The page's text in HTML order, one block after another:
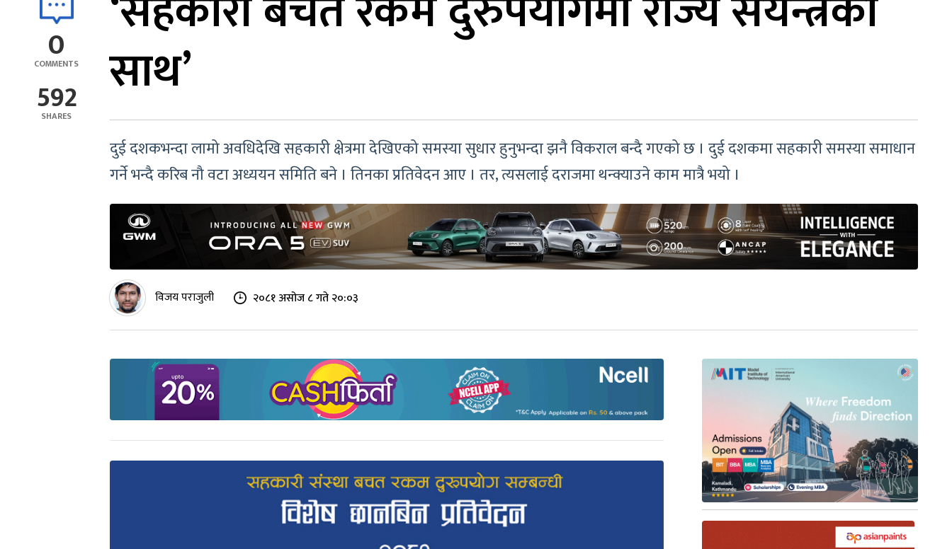
0
COMMENTS
592
SHARES
साथ’
दुई दशकभन्दा लामो अवधिदेखि सहकारी क्षेत्रमा देखिएको समस्या सुधार हुनुभन्दा झनै विकराल बन्दै गएको छ । दुई दशकमा सहकारी समस्या समाधान
गर्ने भन्दै करिब नौ वटा अध्ययन समिति बने । तिनका प्रतिवेदन आए । तर, त्यसलाई दराजमा थन्क्याउने काम मात्रै भयो ।
विजय पराजुली २०८१ असोज ८ गते २०:०३